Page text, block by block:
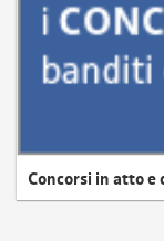
Concorsi in atto